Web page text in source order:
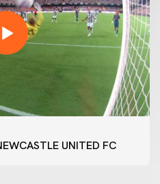
UNITED FC
UNITED FC